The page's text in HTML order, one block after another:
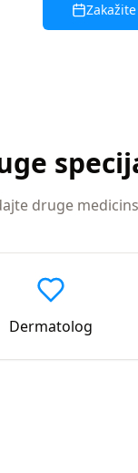
druge
Dermatolog